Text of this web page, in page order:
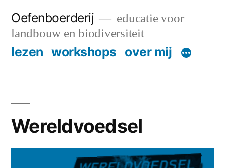
content
Oefenboerderij
educatie voor
landbouw en biodiversiteit
lezen workshops over mij
Wereldvoedsel